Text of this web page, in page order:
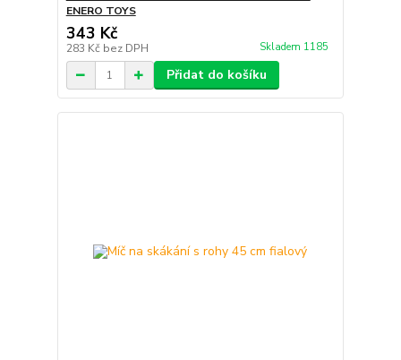
ENERO TOYS
343 Kč
283 Kč bez DPH Skladem 1185
Přidat do košíku